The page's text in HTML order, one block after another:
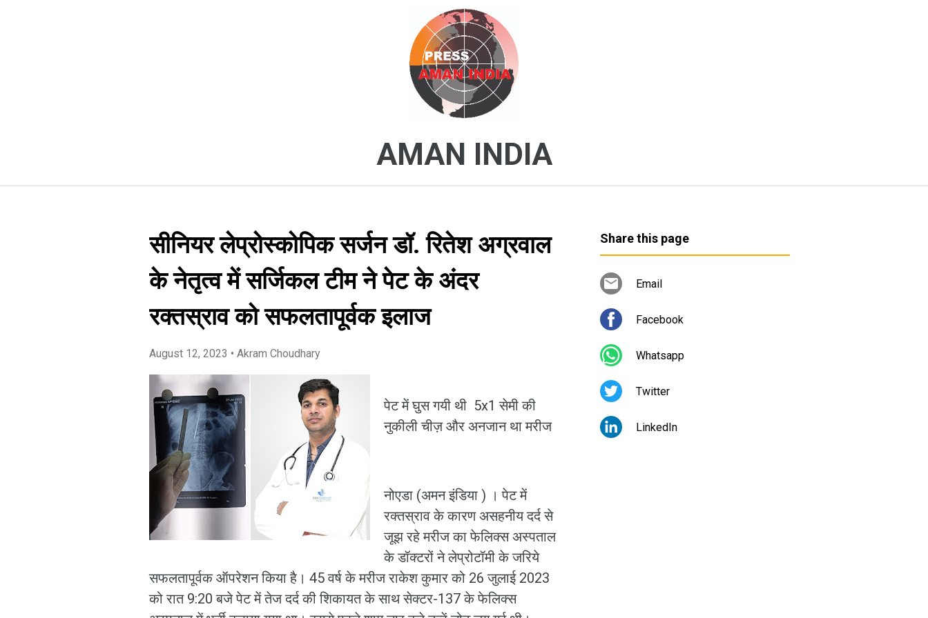
AMAN INDIA
सीनियर लेप्रोस्कोपिक सर्जन डॉ. रितेश अग्रवाल
के नेतृत्व में सर्जिकल टीम ने पेट के अंदर
रक्तस्राव को सफलतापूर्वक इलाज
August 12, 2023 • Akram Choudhary
पेट में घुस गयी थी 5x1 सेमी की
नुकीली चीज़ और अनजान था मरीज
नोएडा (अमन इंडिया ) । पेट में
रक्तस्राव के कारण असहनीय दर्द से
जूझ रहे मरीज का फेलिक्स अस्पताल
के डॉक्टरों ने लेप्रोटॉमी के जरिये
सफलतापूर्वक ऑपरेशन किया है। 45 वर्ष के मरीज राकेश कुमार को 26 जुलाई 2023
को रात 9:20 बजे पेट में तेज दर्द की शिकायत के साथ सेक्टर-137 के फेलिक्स
Share this page
Email
Facebook
Whatsapp
Twitter
LinkedIn